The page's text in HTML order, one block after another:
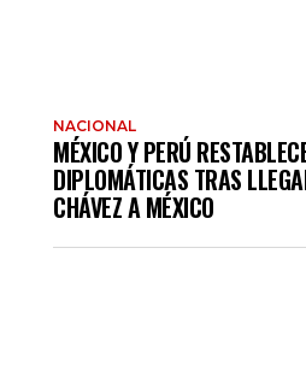
NACIONAL
MÉXICO Y PERÚ
DIPLOMÁTICAS TRAS
CHÁVEZ A MÉXICO